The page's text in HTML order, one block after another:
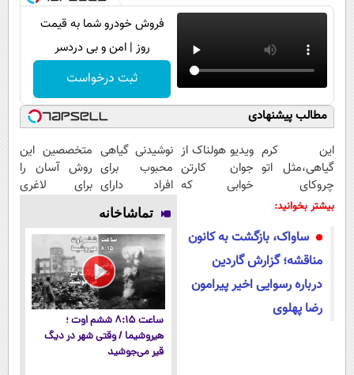
فروش خودرو شما به قیمت
روز | امن و بی دردسر
ثبت درخواست
مطالب پیشنهادی
این کرم
گیاهی،مثل اتو
چروکای
پوستتوصاف
ویدیو هولناک از
جوان کارتن
خوابی که
نوشیدنی گیاهی
محبوب برای
افراد دارای
اضافه وزن!
60%تخفیف
متخصصین این
روش آسان را
برای لاغری
بیشتر بخوانید:
ساواک، بازگشت به کانون
مناقشه؛ گزارش گاردین
درباره رسوایی اخیر پیرامون
رضا پهلوی
تماشاخانه
ساعت ۸:۱۵ ششم اوت ؛
هیروشیما / وقتی شهر در دیگ
قیر می‌جوشید